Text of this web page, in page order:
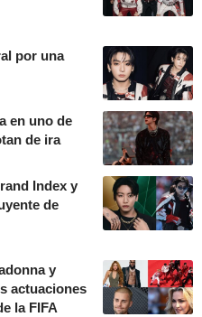
por una
en uno de
de ira
Index y
de
y
actuaciones
la FIFA